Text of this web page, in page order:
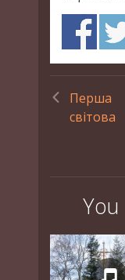
Перша
світова